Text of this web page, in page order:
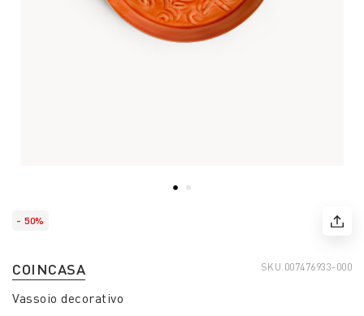
- 50%
COINCASA SKU. 007476933-000
Vassoio decorativo